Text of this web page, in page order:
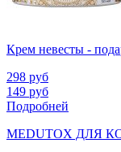
Крем невесты -
298 руб
149 руб
Подробней
MEDUTOX ДЛЯ